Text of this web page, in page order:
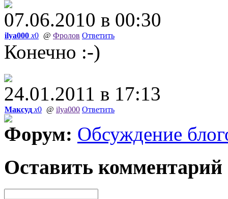
07.06.2010 в 00:30
ilya000 x0 @ Фролов Ответить
Конечно :-)
24.01.2011 в 17:13
Максуд x0 @ ilya000 Ответить
Форум: Обсуждение
Оставить комментарий